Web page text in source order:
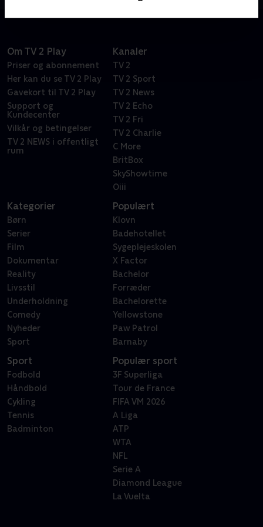
Om TV 2 Play
Priser og abonnement
Her kan du se TV 2 Play
Gavekort til TV 2 Play
Support og
Kundecenter
Vilkår og betingelser
TV 2 NEWS i offentligt
rum
Kanaler
TV 2
TV 2 Sport
TV 2 News
TV 2 Echo
TV 2 Fri
TV 2 Charlie
C More
BritBox
SkyShowtime
Oiii
Kategorier
Børn
Serier
Film
Dokumentar
Reality
Livsstil
Underholdning
Comedy
Nyheder
Sport
Populært
Klovn
Badehotellet
Sygeplejeskolen
X Factor
Bachelor
Forræder
Bachelorette
Yellowstone
Paw Patrol
Barnaby
Sport
Fodbold
Håndbold
Cykling
Tennis
Badminton
Populær sport
3F Superliga
Tour de France
FIFA VM 2026
A Liga
ATP
WTA
NFL
Serie A
Diamond League
La Vuelta